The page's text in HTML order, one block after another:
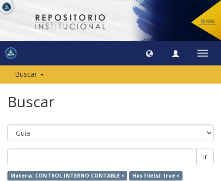
Buscar
Buscar
Ir
Materia: CONTROL INTERNO CONTABLE ×
Has File(s): true ×